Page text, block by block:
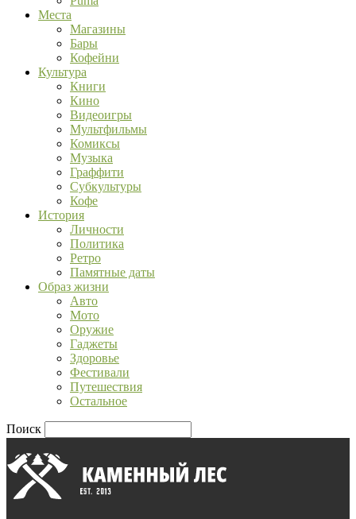
Места
Магазины
Бары
Кофейни
Культура
Книги
Кино
Видеоигры
Мультфильмы
Комиксы
Музыка
Граффити
Субкультуры
Кофе
История
Личности
Политика
Ретро
Памятные даты
Образ жизни
Авто
Мото
Оружие
Гаджеты
Здоровье
Фестивали
Путешествия
Остальное
Поиск